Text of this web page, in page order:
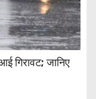
गिरावट; जानिए